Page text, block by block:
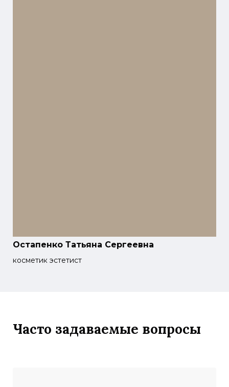
Остапенко Татьяна Сергеевна
косметик эстетист
Часто задаваемые вопросы